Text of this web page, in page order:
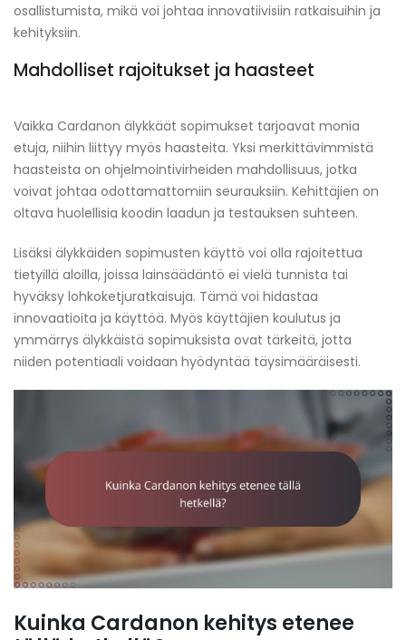
osallistumista, mikä voi johtaa innovatiivisiin ratkaisuihin ja
kehityksiin.
Mahdolliset rajoitukset ja haasteet
Vaikka Cardanon älykkäät sopimukset tarjoavat monia
etuja, niihin liittyy myös haasteita. Yksi merkittävimmistä
haasteista on ohjelmointivirheiden mahdollisuus, jotka
voivat johtaa odottamattomiin seurauksiin. Kehittäjien on
oltava huolellisia koodin laadun ja testauksen suhteen.
Lisäksi älykkäiden sopimusten käyttö voi olla rajoitettua
tietyillä aloilla, joissa lainsäädäntö ei vielä tunnista tai
hyväksy lohkoketjuratkaisuja. Tämä voi hidastaa
innovaatioita ja käyttöä. Myös käyttäjien koulutus ja
ymmärrys älykkäistä sopimuksista ovat tärkeitä, jotta
niiden potentiaali voidaan hyödyntää täysimääräisesti.
Kuinka Cardanon kehitys etenee